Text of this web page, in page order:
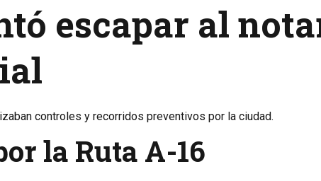
escapar al
controles y recorridos preventivos por la ciudad.
la Ruta A-16